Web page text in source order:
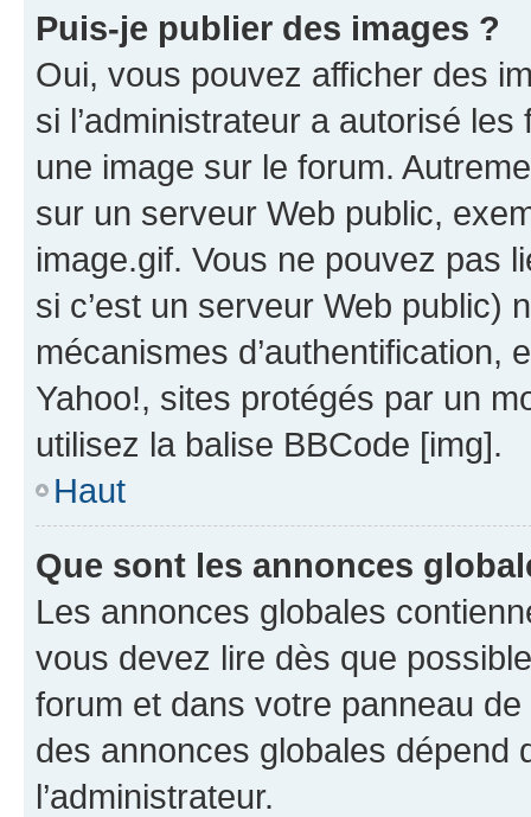
Puis-je publier des images ?
Oui, vous pouvez afficher des
si l’administrateur a autorisé
une image sur le forum.
sur un serveur Web public,
image.gif. Vous ne pouvez pas
si c’est un serveur Web public)
mécanismes d’authentification,
Yahoo!, sites protégés par un
utilisez la balise BBCode [img].
Haut
Que sont les annonces
Les annonces globales
vous devez lire dès que
forum et dans votre panneau
des annonces globales dépend
l’administrateur.